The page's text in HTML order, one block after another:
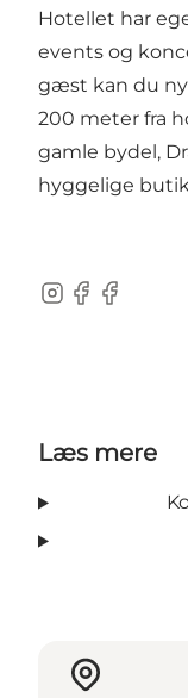
Hotellet har
events og
gæst kan du
200 meter fra
gamle bydel,
hyggelige
Instagram
Facebook
Facebook
Læs mere